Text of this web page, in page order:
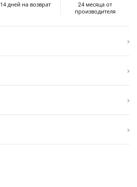
14 дней на возврат
24 месяца от
производителя
›
›
›
›